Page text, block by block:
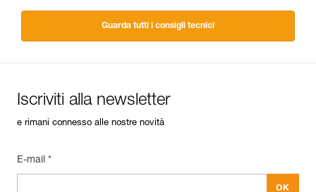
Guarda tutti i consigli tecnici
Iscriviti alla newsletter
e rimani connesso alle nostre novità
E-mail *